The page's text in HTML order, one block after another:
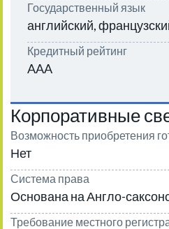
Государственный язык
английский,
Кредитный рейтинг
AAA
Корпоративные
Возможность приобретения
Нет
Система права
Основана на Англо-
Требование местного